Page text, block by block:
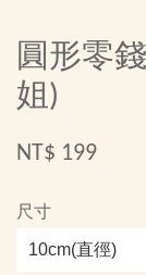
圓形零
姐)
NT$ 199
尺寸